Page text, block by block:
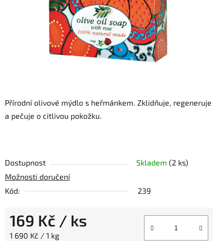
Přírodní olivové mýdlo s heřmánkem. Zklidňuje, regeneruje
a pečuje o citlivou pokožku.
Dostupnost Skladem (2 ks)
Možnosti doručení
Kód:
239
169 Kč / ks
Měrná cena:
1 690 Kč / 1 kg